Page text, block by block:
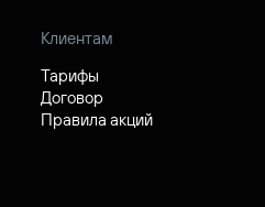
Клиентам
Тарифы
Договор
Правила акций